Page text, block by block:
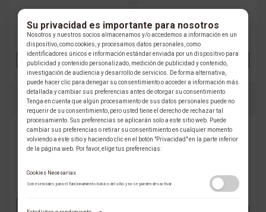
$ 805.000 COP
PRECIO ONLINE
AÑADIR VER
$ 874.000 COP
PRECIO ONLINE
AÑADIR VER
GLAUSER
DIJE ORO AMARILLO 001262
$ 444.000 COP
PRECIO ONLINE
VIANNA
DIJE AMATISTA ORO AMARILLO
$ 1.875.000 COP
PRECIO ONLINE
Su privacidad es importante para nosotros
Nosotros y nuestros socios almacenamos y/o accedemos a información en un
dispositivo, como cookies, y procesamos datos personales, como
identificadores únicos e información estándar enviada por un dispositivo para
publicidad y contenido personalizado, medición de publicidad y contenido,
investigación de audiencia y desarrollo de servicios. De forma alternativa,
puede hacer clic para denegar su consentimiento o acceder a información más
detallada y cambiar sus preferencias antes de otorgar su consentimiento.
Tenga en cuenta que algún procesamiento de sus datos personales puede no
requerir de su consentimiento, pero usted tiene el derecho de rechazar tal
procesamiento. Sus preferencias se aplicarán solo a este sitio web. Puede
cambiar sus preferencias o retirar su consentimiento en cualquier momento
volviendo a este sitio y haciendo clic en el botón "Privacidad" en la parte inferior
de la página web. Por favor, elige tus preferencias:
Cookies Necesarias
Son esenciales para el funcionamiento básico del sitio y no se pueden desactivar.